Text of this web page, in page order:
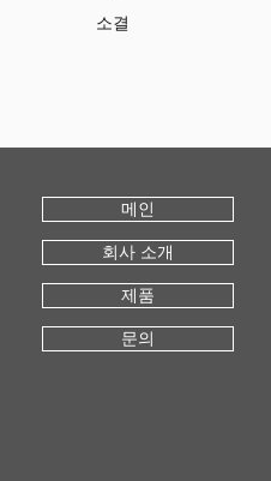
소결
메인
회사 소개
제품
문의